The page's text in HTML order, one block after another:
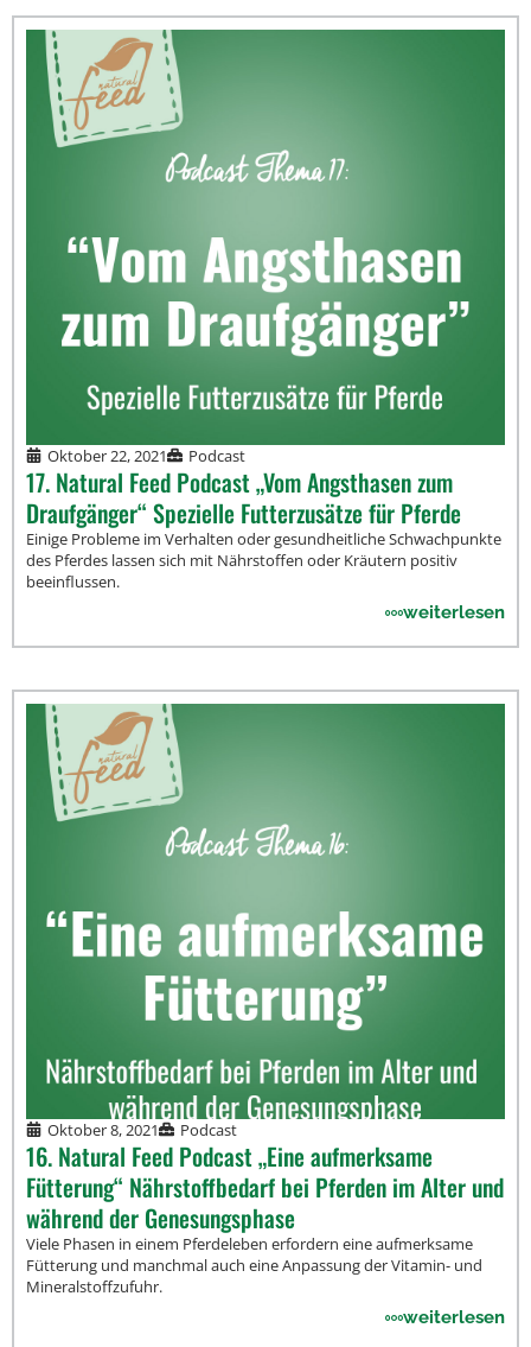
Oktober 22, 2021 Podcast
17. Natural Feed Podcast „Vom Angsthasen zum
Draufgänger“ Spezielle Futterzusätze für Pferde
Einige Probleme im Verhalten oder gesundheitliche Schwachpunkte
des Pferdes lassen sich mit Nährstoffen oder Kräutern positiv
beeinflussen.
weiterlesen
Oktober 8, 2021 Podcast
16. Natural Feed Podcast „Eine aufmerksame
Fütterung“ Nährstoffbedarf bei Pferden im Alter und
während der Genesungsphase
Viele Phasen in einem Pferdeleben erfordern eine aufmerksame
Fütterung und manchmal auch eine Anpassung der Vitamin- und
Mineralstoffzufuhr.
weiterlesen